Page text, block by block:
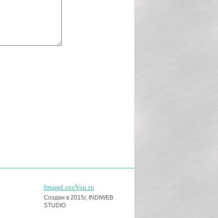
ImageLoveYou.ru
Создан в 2015г, INDIWEB
STUDIO